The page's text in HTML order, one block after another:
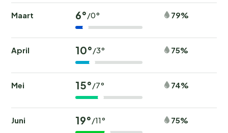
Maart 6°/0° 79%
April 10°/3° 75%
Mei 15°/7° 74%
Juni 19°/11° 75%